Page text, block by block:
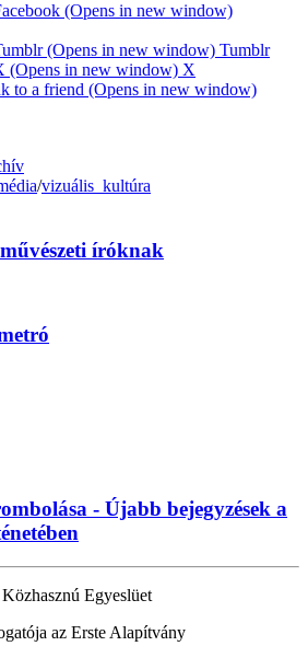
(Opens in new window)
(Opens in new window) Tumblr
(Opens in new window) X
to a friend (Opens in new window)
/vizuális_kultúra
íróknak
- Újabb bejegyzések a
Egyeslüet
az Erste Alapítvány